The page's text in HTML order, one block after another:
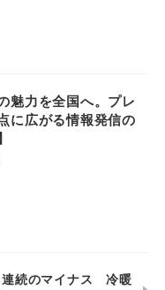
魅力を全国へ。プレ
に広がる情報発信の
連続のマイナス 冷暖